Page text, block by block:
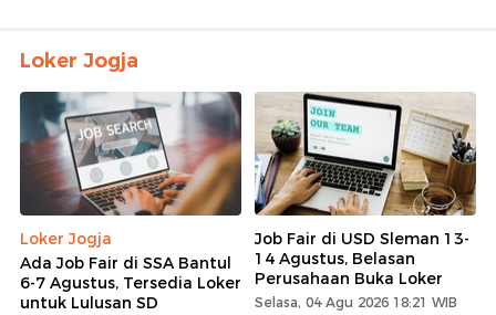
Loker Jogja
Loker Jogja
Ada Job Fair di SSA Bantul
6-7 Agustus, Tersedia Loker
untuk Lulusan SD
Job Fair di USD Sleman 13-
14 Agustus, Belasan
Perusahaan Buka Loker
Selasa, 04 Agu 2026 18:21 WIB